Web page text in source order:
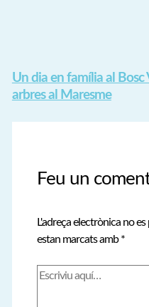
Un dia en família al
arbres al Maresme
Feu un
L'adreça electrònica no
estan marcats amb*
Escriviu